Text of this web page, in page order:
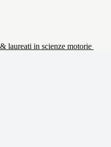
laureati in scienze motorie